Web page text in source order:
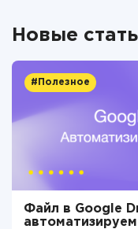
Новые
#Полезное
Файл в Google